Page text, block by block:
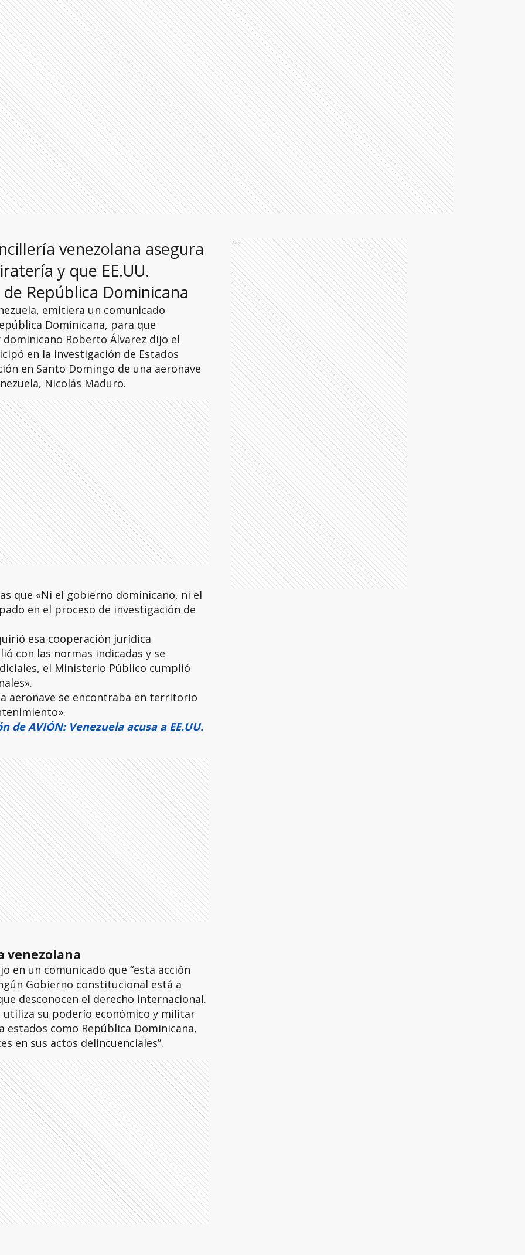
venezolana asegura
y que EE.UU.
República Dominicana
emitiera un comunicado
Dominicana, para que
Roberto Álvarez dijo el
en la investigación de Estados
en Santo Domingo de una aeronave
Nicolás Maduro.
que «Ni el gobierno dominicano, ni el
en el proceso de investigación de
esa cooperación jurídica
con las normas indicadas y se
el Ministerio Público cumplió
aeronave se encontraba en territorio
de AVIÓN: Venezuela acusa a EE.UU.
venezolana
en un comunicado que “esta acción
Gobierno constitucional está a
desconocen el derecho internacional.
utiliza su poderío económico y militar
como República Dominicana,
en sus actos delincuenciales”.
Ads